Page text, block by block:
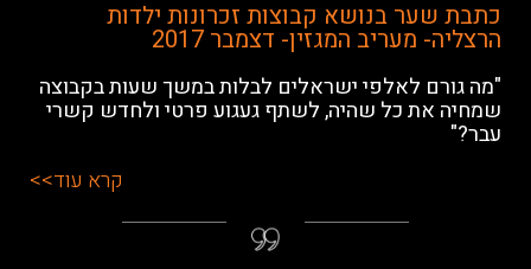
כתבת שער בנושא קבוצות זכרונות ילדות
הרצליה- מעריב המגזין- דצמבר 2017
"מה גורם לאלפי ישראלים לבלות במשך שעות בקבוצה
שמחיה את כל שהיה, לשתף געגוע פרטי ולחדש קשרי
עבר?"
קרא עוד>>